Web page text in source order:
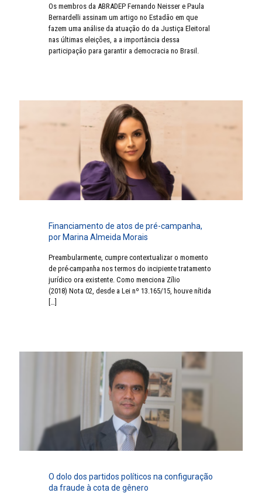
Os membros da ABRADEP Fernando Neisser e Paula
Bernardelli assinam um artigo no Estadão em que
fazem uma análise da atuação do da Justiça Eleitoral
nas últimas eleições, a a importância dessa
participação para garantir a democracia no Brasil.
Financiamento de atos de pré-campanha,
por Marina Almeida Morais
Preambularmente, cumpre contextualizar o momento
de pré-campanha nos termos do incipiente tratamento
jurídico ora existente. Como menciona Zílio
(2018) Nota 02, desde a Lei nº 13.165/15, houve nítida
[…]
O dolo dos partidos políticos na configuração
da fraude à cota de gênero